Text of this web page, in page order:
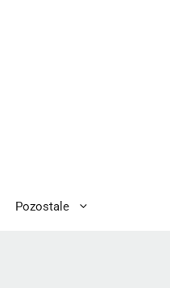
Pozostale